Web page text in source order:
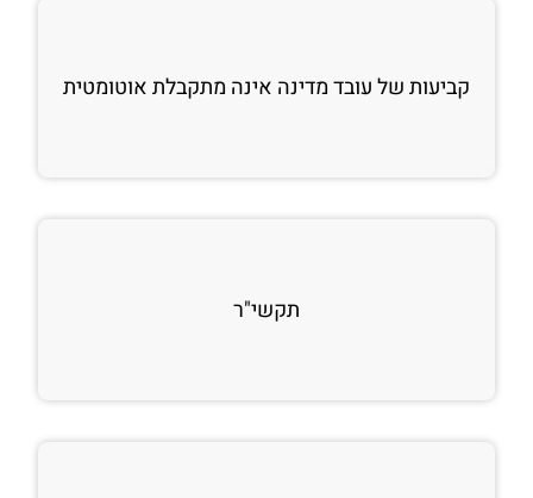
קביעות של עובד מדינה אינה מתקבלת אוטומטית
תקשי"ר